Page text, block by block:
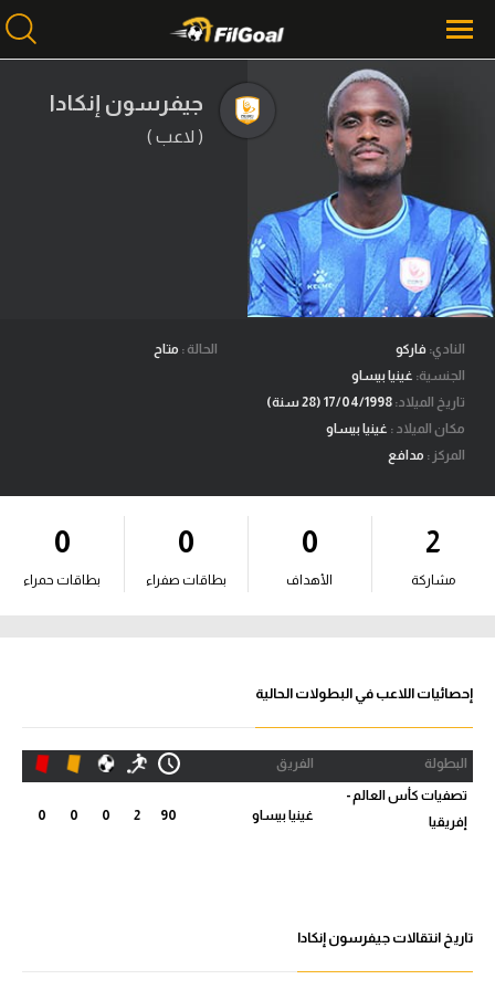
محتوى إخباري
الرئيسية
أخبار
مباريات
ميركاتو
فانتازي في الجول
مسابقة التوقعات
فيديوهات
آراء حرة
ركن الألعاب
الدوري المصري
الدوري الإنجليزي الممتاز
الدوري الألماني
جيفرسون إنكادا
( لاعب )
النادي: فاركو
الجنسية: غينيا بيساو
تاريخ الميلاد:
مكان الميلاد : غينيا بيساو
المركز : مدافع
الحالة : متاح
2
مشاركة
0
الأهداف
0
بطاقات صفراء
0
بطاقات حمراء
إحصائيات اللاعب في البطولات الحالية
البطولة الفريق
تصفيات كأس العالم -
إفريقيا
غينيا بيساو 90
2
0
0
0
تاريخ انتقالات جيفرسون إنكادا